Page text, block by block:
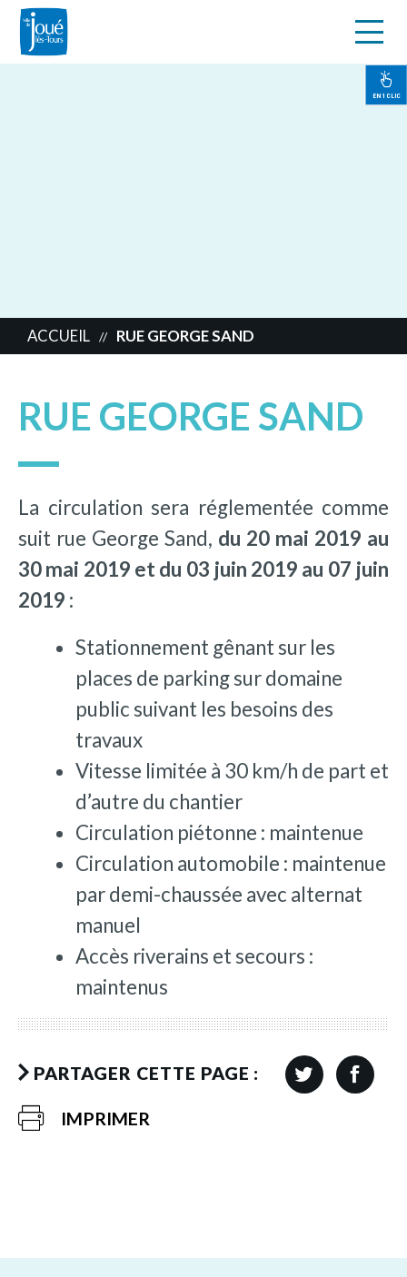
EN 1 CLIC
ACCUEIL // RUE GEORGE SAND
RUE GEORGE SAND
La circulation sera réglementée comme
suit rue George Sand, du 20 mai 2019 au
30 mai 2019 et du 03 juin 2019 au 07 juin
2019 :
Stationnement gênant sur les
places de parking sur domaine
public suivant les besoins des
travaux
Vitesse limitée à 30 km/h de part et
d’autre du chantier
Circulation piétonne : maintenue
Circulation automobile : maintenue
par demi-chaussée avec alternat
manuel
Accès riverains et secours :
maintenus
PARTAGER CETTE PAGE :
IMPRIMER